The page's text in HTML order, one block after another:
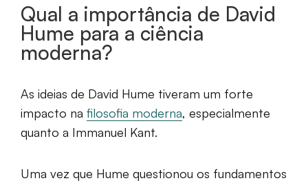
Qual a importância de David
Hume para a ciência
moderna?
As ideias de David Hume tiveram um forte
impacto na filosofia moderna, especialmente
quanto a Immanuel Kant.
Uma vez que Hume questionou os fundamentos